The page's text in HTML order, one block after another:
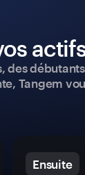
des
Tangem
Ensuite